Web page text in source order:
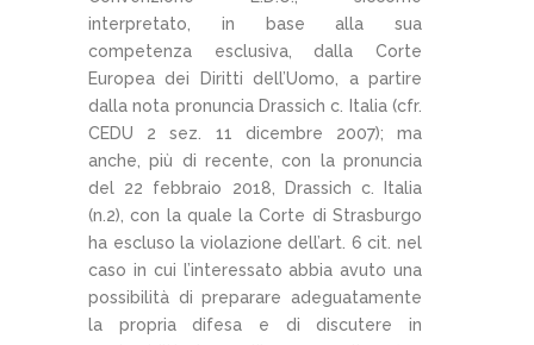
interpretato, in base alla sua
competenza esclusiva, dalla Corte
Europea dei Diritti dell’Uomo, a partire
dalla nota pronuncia Drassich c. Italia (cfr.
CEDU 2 sez. 11 dicembre 2007); ma
anche, più di recente, con la pronuncia
del 22 febbraio 2018, Drassich c. Italia
(n.2), con la quale la Corte di Strasburgo
ha escluso la violazione dell’art. 6 cit. nel
caso in cui l’interessato abbia avuto una
possibilità di preparare adeguatamente
la propria difesa e di discutere in